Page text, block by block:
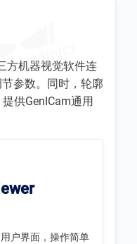
方机器视觉软件连
参数。同时，轮廓
供GenICam通用
户界面，操作简单